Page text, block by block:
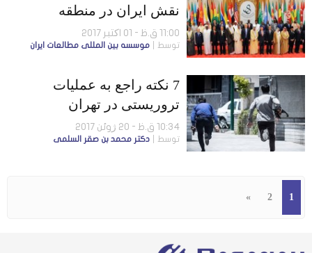
نقش ایران در منطقه
11:00 ق.ظ - 01 اکتبر 2017
توسط موسسه بين المللى مطالعات ايران
7 نکته راجع به عملیات
تروریستی در تهران
10:34 ق.ظ - 20 ژوئن 2017
توسط دكتر محمد بن صقر السلمى
1
2
»